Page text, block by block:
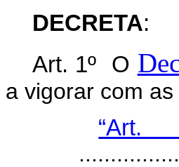
DECRETA:
Art. 1º O
a vigorar com